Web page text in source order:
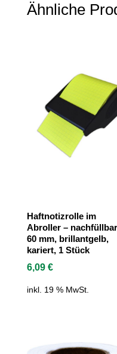
Ähnliche
Haftnotizrolle im
Abroller –
60 mm, brillantgelb,
kariert, 1 Stück
6,09 €
inkl. 19 % MwSt.